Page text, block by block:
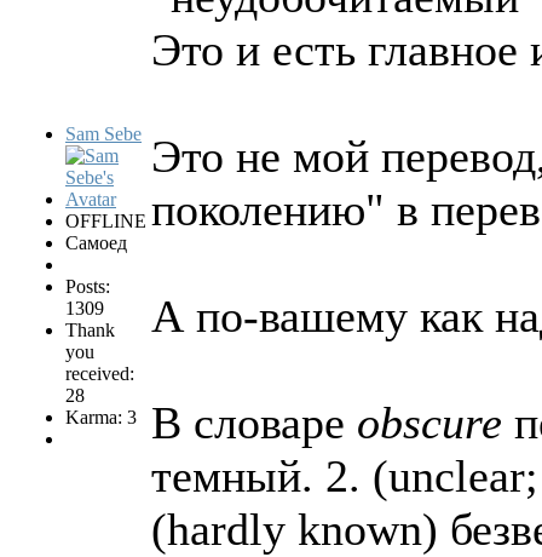
Sam Sebe
OFFLINE
Самоед
Posts:
1309
Thank
you
received:
28
Karma: 3
Это и есть главное
Это не мой
поколению" в
А по-вашему как
В словаре obscure
темный. 2.
(hardly known)